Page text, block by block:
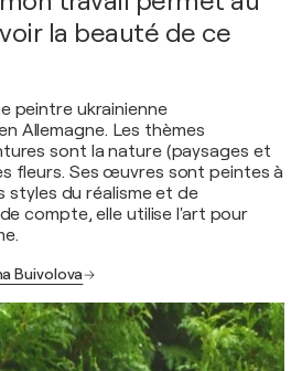
la beauté de ce
peintre ukrainienne
Allemagne. Les thèmes
sont la nature (paysages et
fleurs. Ses œuvres sont peintes à
styles du réalisme et de
compte, elle utilise l'art pour
Buivolova